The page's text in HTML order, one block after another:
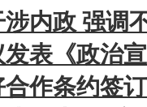
内政 强调
表《政治
作条约签